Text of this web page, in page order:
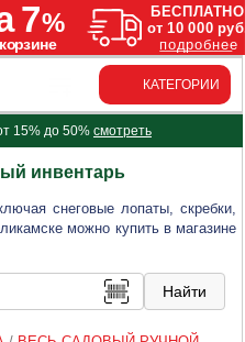
КАТЕГОРИИ
15% до 50% смотреть
инвентарь
снеговые лопаты, скребки,
можно купить в магазине